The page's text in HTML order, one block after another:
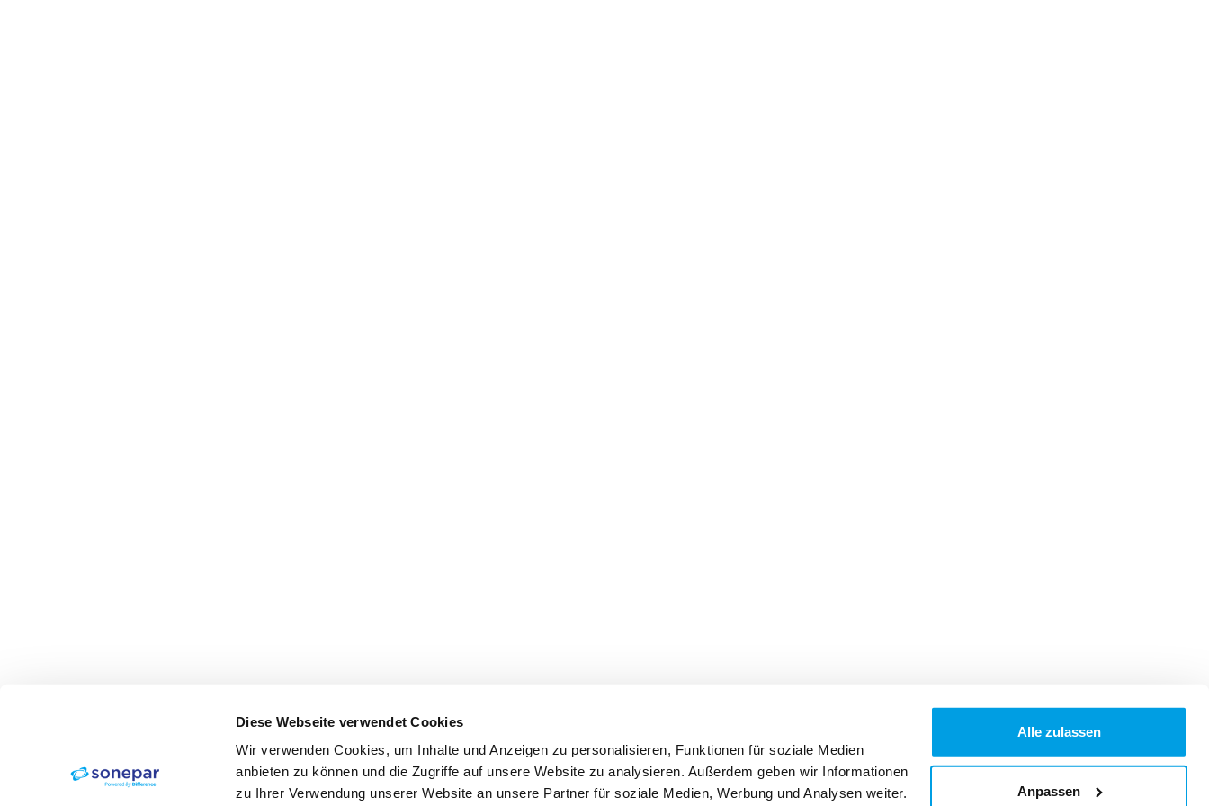
Diese Webseite verwendet Cookies
Wir verwenden Cookies, um Inhalte und Anzeigen zu personalisieren, Funktionen für soziale Medien
anbieten zu können und die Zugriffe auf unsere Website zu analysieren. Außerdem geben wir Informationen
zu Ihrer Verwendung unserer Website an unsere Partner für soziale Medien, Werbung und Analysen weiter.
Alle zulassen
Anpassen